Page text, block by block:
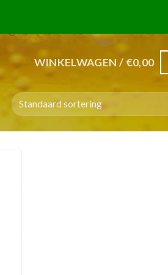
WINKELWAGEN / €0,00